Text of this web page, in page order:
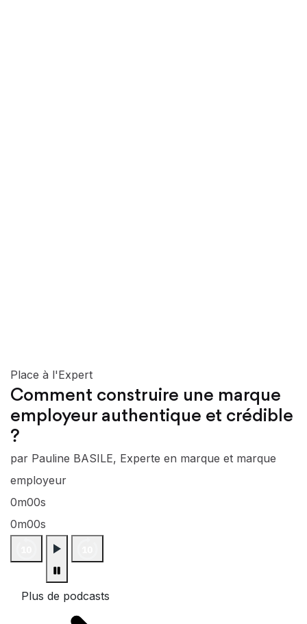
Place à l'Expert
Comment construire une marque
employeur authentique et crédible
?
par Pauline BASILE, Experte en marque et marque
employeur
0m00s
0m00s
Plus de podcasts